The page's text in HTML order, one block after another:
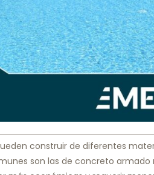
construir de diferentes
son las de concreto